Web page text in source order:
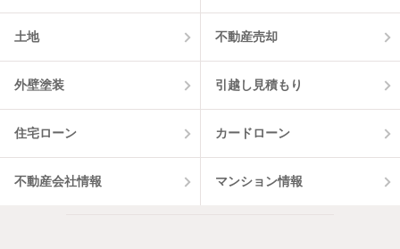
土地 不動産売却
外壁塗装 引越し見積もり
住宅ローン カードローン
不動産会社情報 マンション情報